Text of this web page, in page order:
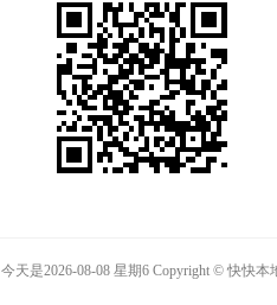
今天是2026-08-08 星期6 Copyright © 快快本